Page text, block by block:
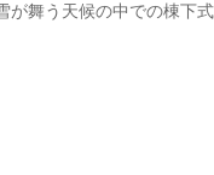
が舞う天候の中での棟下